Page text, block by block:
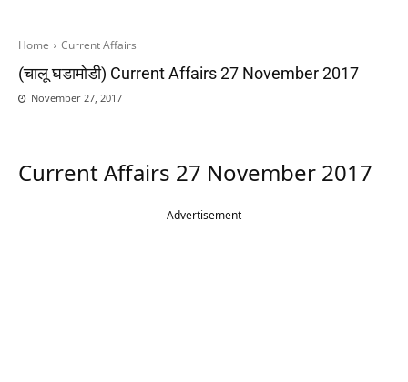
Home Current Affairs
(चालू घडामोडी) Current Affairs 27 November 2017
November 27, 2017
Current Affairs 27 November 2017
Advertisement